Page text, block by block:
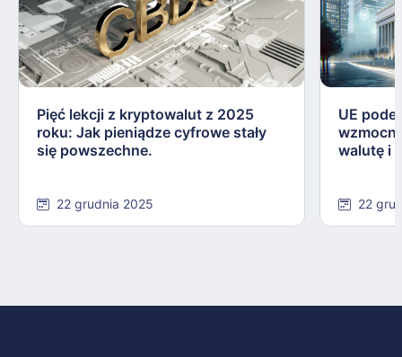
Pięć lekcji z kryptowalut z 2025
roku: Jak pieniądze cyfrowe stały
się powszechne.
22 grudnia 2025
UE
walutę i
22